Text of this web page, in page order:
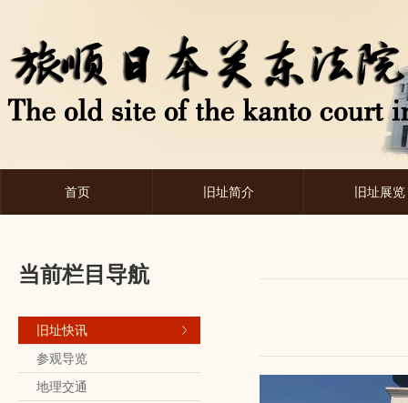
首页 旧址简介 旧址展览
当前栏目导航
旧址快讯
参观导览
地理交通